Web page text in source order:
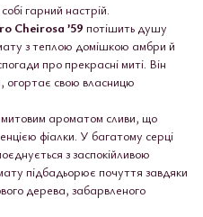
гарний настрій.
Cheirosa ’59 потішить душу
з теплою домішкою амбри й
про прекрасні миті. Він
огортає свою власницю
ароматом сливи, що
фіалки. У багатому серці
з заспокійливою
підбадьорює почуття завдяки
дерева, забарвленого